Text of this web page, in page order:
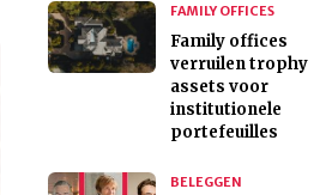
FAMILY OFFICES
Family offices
verruilen trophy
assets voor
institutionele
portefeuilles
BELEGGEN